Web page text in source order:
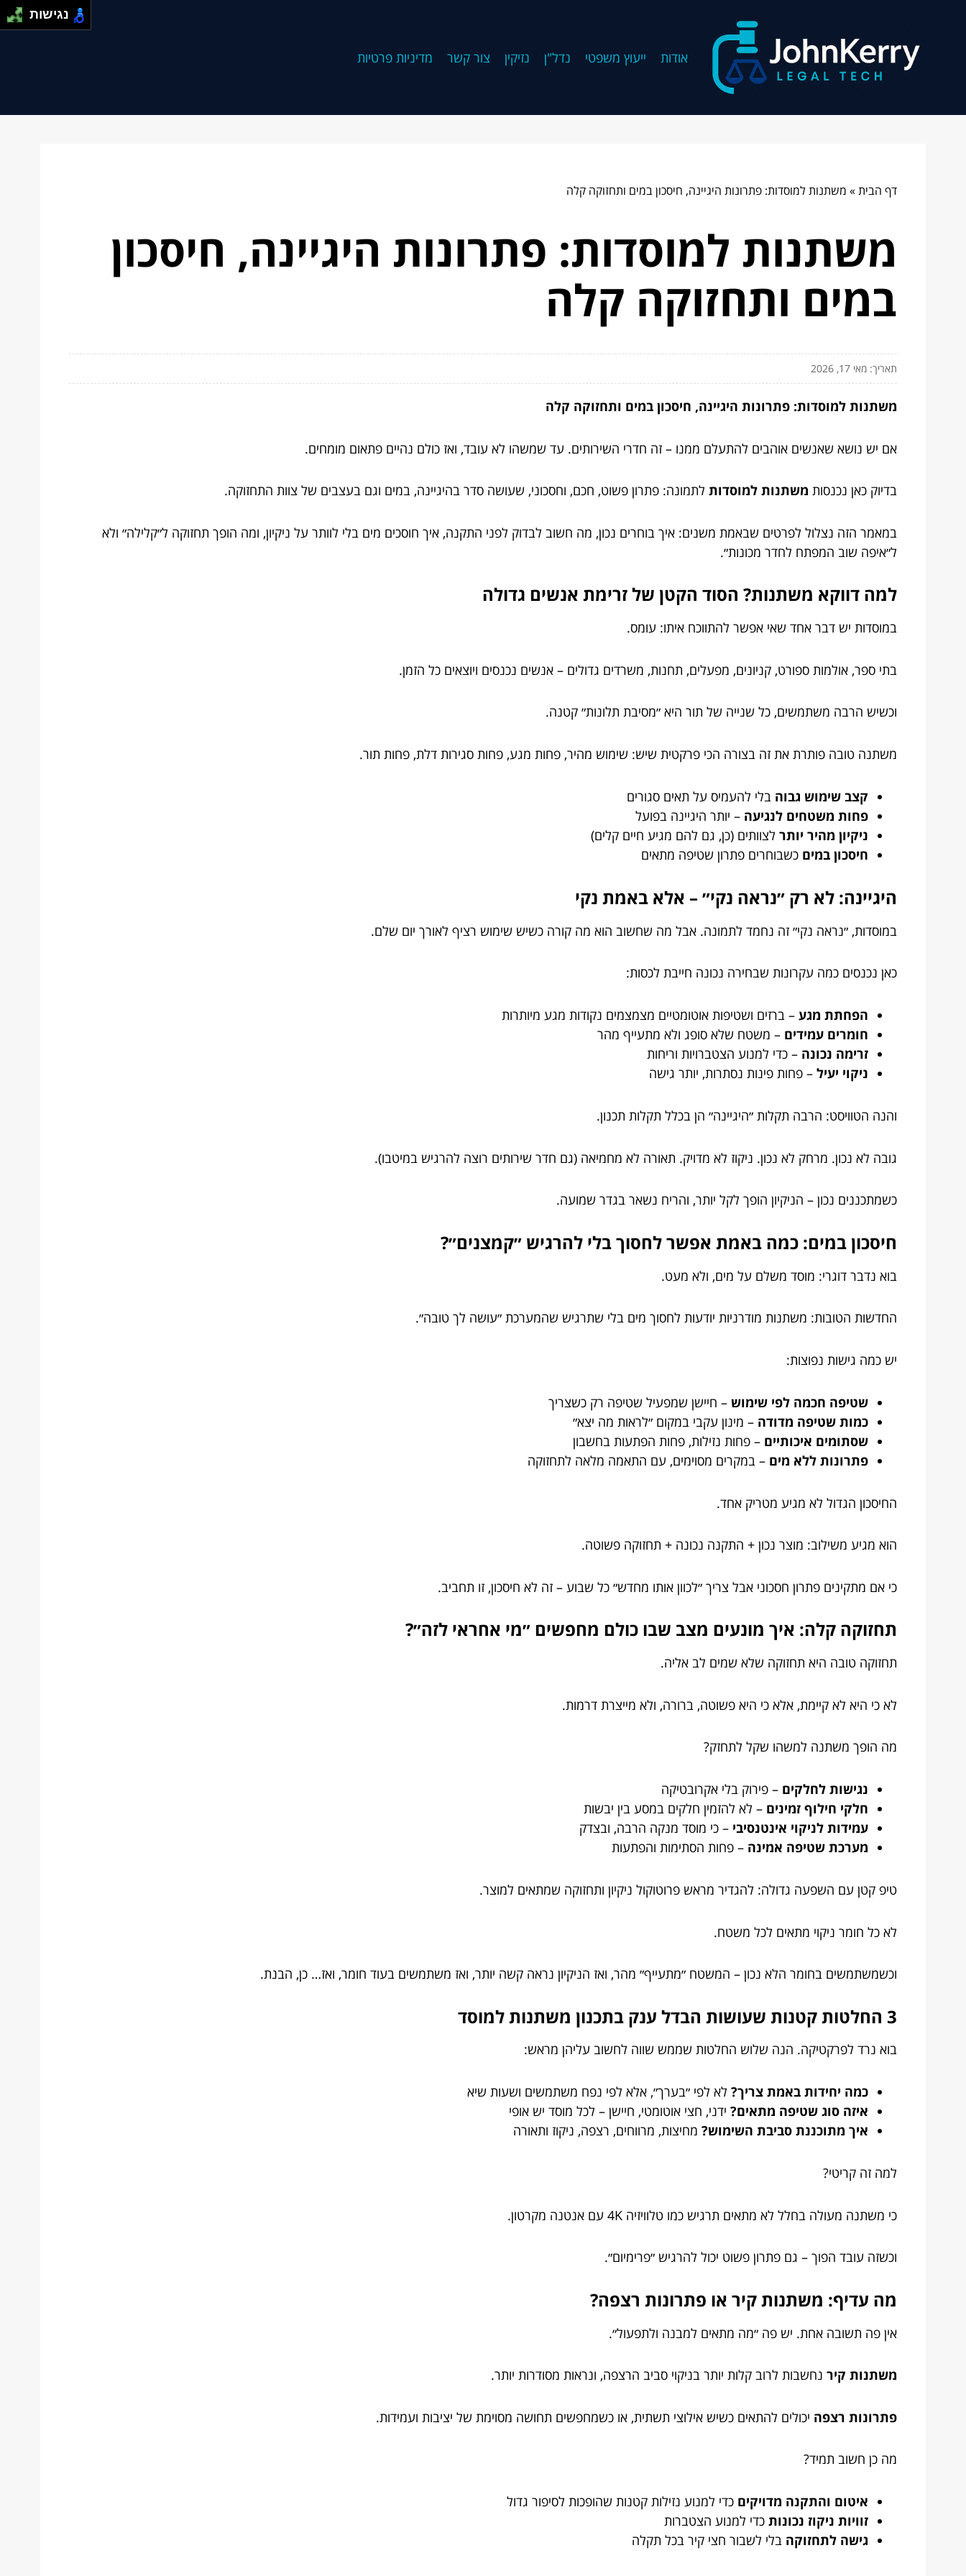
אודות ייעוץ משפטי נדל"ן נזיקין צור קשר מדיניות פרטיות
דף הבית» משתנות למוסדות: פתרונות היגיינה, חיסכון במים ותחזוקה קלה
משתנות למוסדות: פתרונות היגיינה, חיסכון
במים ותחזוקה קלה
תאריך: מאי 17, 2026
משתנות למוסדות: פתרונות היגיינה, חיסכון במים ותחזוקה קלה
אם יש נושא שאנשים אוהבים להתעלם ממנו – זה חדרי השירותים. עד שמשהו לא עובד, ואז כולם נהיים פתאום מומחים.
בדיוק כאן נכנסות משתנות למוסדות לתמונה: פתרון פשוט, חכם, וחסכוני, שעושה סדר בהיגיינה, במים וגם בעצבים של צוות התחזוקה.
במאמר הזה נצלול לפרטים שבאמת משנים: איך בוחרים נכון, מה חשוב לבדוק לפני התקנה, איך חוסכים מים בלי לוותר על ניקיון, ומה הופך תחזוקה ל״קלילה״ ולא
ל״איפה שוב המפתח לחדר מכונות״.
למה דווקא משתנות? הסוד הקטן של זרימת אנשים גדולה
במוסדות יש דבר אחד שאי אפשר להתווכח איתו: עומס.
בתי ספר, אולמות ספורט, קניונים, מפעלים, תחנות, משרדים גדולים – אנשים נכנסים ויוצאים כל הזמן.
וכשיש הרבה משתמשים, כל שנייה של תור היא ״מסיבת תלונות״ קטנה.
משתנה טובה פותרת את זה בצורה הכי פרקטית שיש: שימוש מהיר, פחות מגע, פחות סגירות דלת, פחות תור.
קצב שימוש גבוה בלי להעמיס על תאים סגורים
פחות משטחים לנגיעה – יותר היגיינה בפועל
ניקיון מהיר יותר לצוותים (כן, גם להם מגיע חיים קלים)
חיסכון במים כשבוחרים פתרון שטיפה מתאים
היגיינה: לא רק ״נראה נקי״ – אלא באמת נקי
במוסדות, ״נראה נקי״ זה נחמד לתמונה. אבל מה שחשוב הוא מה קורה כשיש שימוש רציף לאורך יום שלם.
כאן נכנסים כמה עקרונות שבחירה נכונה חייבת לכסות:
הפחתת מגע – ברזים ושטיפות אוטומטיים מצמצמים נקודות מגע מיותרות
חומרים עמידים – משטח שלא סופג ולא מתעייף מהר
זרימה נכונה – כדי למנוע הצטברויות וריחות
ניקוי יעיל – פחות פינות נסתרות, יותר גישה
והנה הטוויסט: הרבה תקלות ״היגיינה״ הן בכלל תקלות תכנון.
גובה לא נכון. מרחק לא נכון. ניקוז לא מדויק. תאורה לא מחמיאה (גם חדר שירותים רוצה להרגיש במיטבו).
כשמתכננים נכון – הניקיון הופך לקל יותר, והריח נשאר בגדר שמועה.
חיסכון במים: כמה באמת אפשר לחסוך בלי להרגיש ״קמצנים״?
בוא נדבר דוגרי: מוסד משלם על מים, ולא מעט.
החדשות הטובות: משתנות מודרניות יודעות לחסוך מים בלי שתרגיש שהמערכת ״עושה לך טובה״.
יש כמה גישות נפוצות:
שטיפה חכמה לפי שימוש – חיישן שמפעיל שטיפה רק כשצריך
כמות שטיפה מדודה – מינון עקבי במקום ״לראות מה יצא״
שסתומים איכותיים – פחות נזילות, פחות הפתעות בחשבון
פתרונות ללא מים – במקרים מסוימים, עם התאמה מלאה לתחזוקה
החיסכון הגדול לא מגיע מטריק אחד.
הוא מגיע משילוב: מוצר נכון + התקנה נכונה + תחזוקה פשוטה.
כי אם מתקינים פתרון חסכוני אבל צריך ״לכוון אותו מחדש״ כל שבוע – זה לא חיסכון, זו תחביב.
תחזוקה קלה: איך מונעים מצב שבו כולם מחפשים ״מי אחראי לזה״?
תחזוקה טובה היא תחזוקה שלא שמים לב אליה.
לא כי היא לא קיימת, אלא כי היא פשוטה, ברורה, ולא מייצרת דרמות.
מה הופך משתנה למשהו שקל לתחזק?
נגישות לחלקים – פירוק בלי אקרובטיקה
חלקי חילוף זמינים – לא להזמין חלקים במסע בין יבשות
עמידות לניקוי אינטנסיבי – כי מוסד מנקה הרבה, ובצדק
מערכת שטיפה אמינה – פחות הסתימות והפתעות
טיפ קטן עם השפעה גדולה: להגדיר מראש פרוטוקול ניקיון ותחזוקה שמתאים למוצר.
לא כל חומר ניקוי מתאים לכל משטח.
וכשמשתמשים בחומר הלא נכון – המשטח ״מתעייף״ מהר, ואז הניקיון נראה קשה יותר, ואז משתמשים בעוד חומר, ואז… כן, הבנת.
3 החלטות קטנות שעושות הבדל ענק בתכנון משתנות למוסד
בוא נרד לפרקטיקה. הנה שלוש החלטות שממש שווה לחשוב עליהן מראש:
כמה יחידות באמת צריך? לא לפי ״בערך״, אלא לפי נפח משתמשים ושעות שיא
איזה סוג שטיפה מתאים? ידני, חצי אוטומטי, חיישן – לכל מוסד יש אופי
איך מתוכננת סביבת השימוש? מחיצות, מרווחים, רצפה, ניקוז ותאורה
למה זה קריטי?
כי משתנה מעולה בחלל לא מתאים תרגיש כמו טלוויזיה 4K עם אנטנה מקרטון.
וכשזה עובד הפוך – גם פתרון פשוט יכול להרגיש ״פרימיום״.
מה עדיף: משתנות קיר או פתרונות רצפה?
אין פה תשובה אחת. יש פה ״מה מתאים למבנה ולתפעול״.
משתנות קיר נחשבות לרוב קלות יותר בניקוי סביב הרצפה, ונראות מסודרות יותר.
פתרונות רצפה יכולים להתאים כשיש אילוצי תשתית, או כשמחפשים תחושה מסוימת של יציבות ועמידות.
מה כן חשוב תמיד?
איטום והתקנה מדויקים כדי למנוע נזילות קטנות שהופכות לסיפור גדול
זוויות ניקוז נכונות כדי למנוע הצטברות
גישה לתחזוקה בלי לשבור חצי קיר בכל תקלה
נגישות